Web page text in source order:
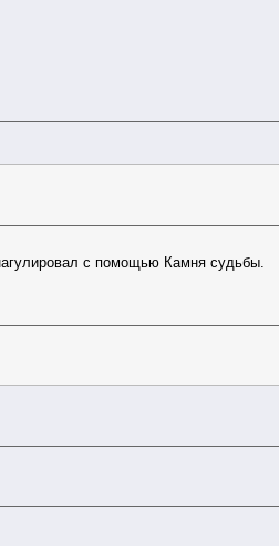
с помощью Камня судьбы.